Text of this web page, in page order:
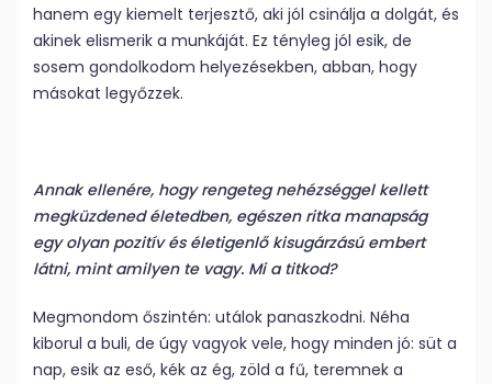
hanem egy kiemelt terjesztő, aki jól csinálja a dolgát, és
akinek elismerik a munkáját. Ez tényleg jól esik, de
sosem gondolkodom helyezésekben, abban, hogy
másokat legyőzzek.
Annak ellenére, hogy rengeteg nehézséggel kellett
megküzdened életedben, egészen ritka manapság
egy olyan pozitív és életigenlő kisugárzású embert
látni, mint amilyen te vagy. Mi a titkod?
Megmondom őszintén: utálok panaszkodni. Néha
kiborul a buli, de úgy vagyok vele, hogy minden jó: süt a
nap, esik az eső, kék az ég, zöld a fű, teremnek a